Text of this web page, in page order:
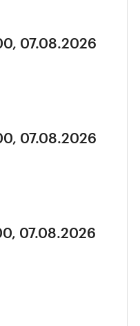
07.08.2026
07.08.2026
07.08.2026